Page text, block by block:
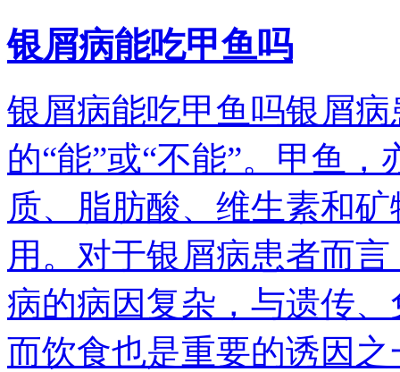
银屑病能吃甲鱼吗
银屑病能吃甲鱼吗银屑
的“能”或“不能”。甲鱼
质、脂肪酸、维生素和
用。对于银屑病患者而
病的病因复杂，与遗传
而饮食也是重要的诱因